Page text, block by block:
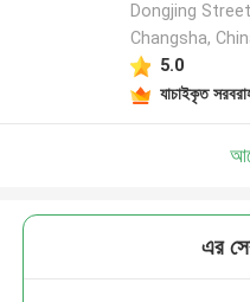
Dongjing
Changsha,
5.0
যাচাইকৃত
এর